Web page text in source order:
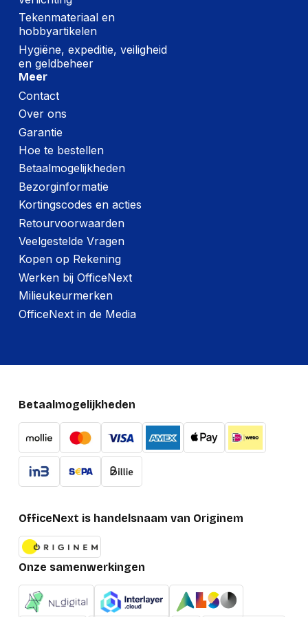
vliegensvlug op macOS, van FaceTime tot
Messages en alles daartussenin. De
ingebouwde antivirusbeveiliging werkt stil op
de achtergrond en gratis software-updates
houden je MacBook Pro in topconditie, nu én
in de toekomst. Zo hoef je je nooit zorgen te
maken over de veiligheid van je gegevens of
Pro wordt geleverd met een USB-C-naar-
MagSafe 3-oplaadkabel van 2 meter, maar
zonder voedingsadapter. Voor optimaal
opladen raadt Apple aan om deze Mac te
combineren met de Apple USB-C-
voedingsadapter van 70 W of de Apple USB-
C-voedingsadapter van 96 W, zodat je kunt
profiteren van snel opladen.
Tekenmateriaal en
hobbyartikelen
Hygiëne, expeditie, veiligheid
en geldbeheer
Meer
Contact
Over ons
Garantie
Hoe te bestellen
Betaalmogelijkheden
Bezorginformatie
Kortingscodes en acties
Retourvoorwaarden
Veelgestelde Vragen
Kopen op Rekening
Werken bij OfficeNext
Milieukeurmerken
OfficeNext in de Media
Betaalmogelijkheden
OfficeNext is handelsnaam van Originem
Onze samenwerkingen